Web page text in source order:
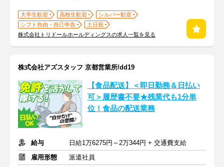
大学生歓迎 高校生歓迎
シルバー歓迎
シフト自由・自己申告
土日祝
株式会社トリドールホールディングスの求人一覧を見る
株式会社アズスタッフ 京都営業所/dd19
【食品配送】＜即日勤務＆日払い
可＞履歴書不要★残業代も1分単
位！食品の配送業務
給与
日給1万6275円～2万344円 + 交通費支給
雇用形態
派遣社員